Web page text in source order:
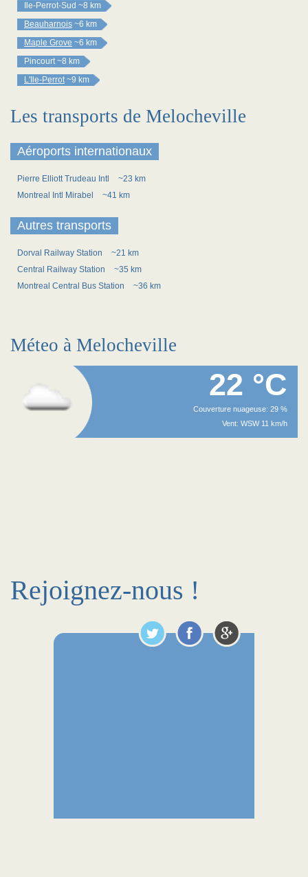
Ile-Perrot-Sud ~8 km
Beauharnois ~6 km
Maple Grove ~6 km
Pincourt ~8 km
L'Ile-Perrot ~9 km
Les transports de Melocheville
Aéroports internationaux
Pierre Elliott Trudeau Intl
~23 km
Montreal Intl Mirabel
~41 km
Autres transports
Dorval Railway Station
~21 km
Central Railway Station
~35 km
Montreal Central Bus Station
~36 km
Méteo à Melocheville
22 °C
Couverture nuageuse: 29 %
Vent: WSW 11 km/h
Rejoignez-nous !